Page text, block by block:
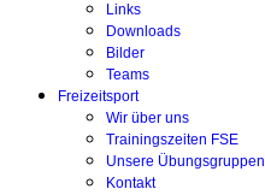
Links
Downloads
Bilder
Teams
Freizeitsport
Wir über uns
Trainingszeiten FSE
Unsere Übungsgruppen
Kontakt